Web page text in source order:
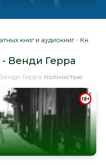
книг и аудиокниг » Книги
Венди Герра
Герра полностью